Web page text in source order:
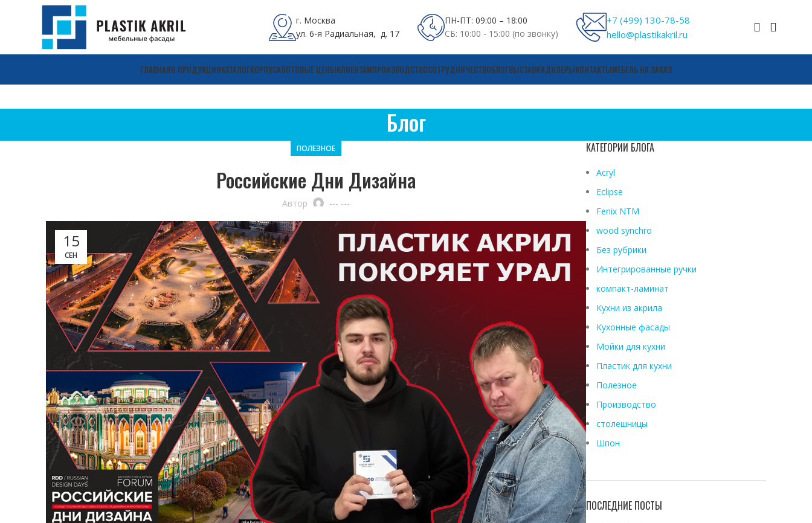
г. Москва
ул. 6-я Радиальная, д. 17
ПН-ПТ: 09:00 – 18:00
СБ: 10:00 - 15:00 (по звонку)
+7 (499) 130-78-58
hello@plastikakril.ru
ГЛАВНАЯО ПРОДУКЦИИКАТАЛОГКОРПУСАОПТОВЫЕ ЦЕНЫКЛИЕНТАМПРОИЗВОДСТВОСОТРУДНИЧЕСТВОБЛОГВЫСТАВКИДИЛЕРЫКОНТАКТЫМЕБЕЛЬ НА ЗАКАЗ
Блог
ПОЛЕЗНОЕ
Российские Дни Дизайна
Автор --- ---
15
СЕН
КАТЕГОРИИ БЛОГА
Acryl
Eclipse
Fenix ​​NTM
wood synchro
Без рубрики
Интегрированные ручки
компакт-ламинат
Кухни из акрила
Кухонные фасады
Мойки для кухни
Пластик для кухни
Полезное
Производство
столешницы
Шпон
ПОСЛЕДНИЕ ПОСТЫ